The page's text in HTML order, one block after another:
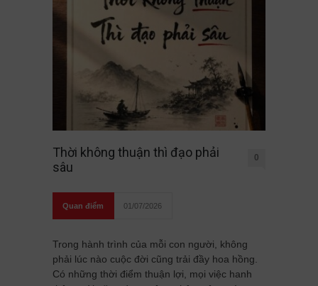
Thời không thuận thì đạo phải
sâu
0
Quan điểm 01/07/2026
Trong hành trình của mỗi con người, không
phải lúc nào cuộc đời cũng trải đầy hoa hồng.
Có những thời điểm thuận lợi, mọi việc hanh